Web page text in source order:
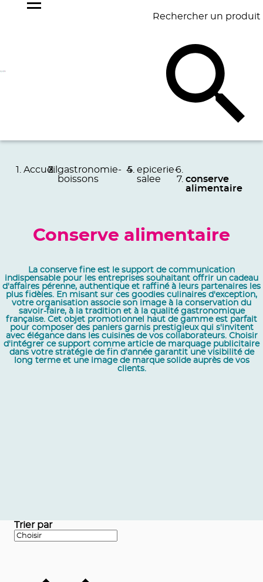
Rechercher un produit
BAGAGERIE BUREAU
Accueil gastronomie-
boissons
epicerie-
salee
conserve
alimentaire
Conserve alimentaire
La conserve fine est le support de communication
indispensable pour les entreprises souhaitant offrir un cadeau
d'affaires pérenne, authentique et raffiné à leurs partenaires les
plus fidèles. En misant sur ces goodies culinaires d'exception,
votre organisation associe son image à la conservation du
savoir-faire, à la tradition et à la qualité gastronomique
française. Cet objet promotionnel haut de gamme est parfait
pour composer des paniers garnis prestigieux qui s'invitent
avec élégance dans les cuisines de vos collaborateurs. Choisir
d'intégrer ce support comme article de marquage publicitaire
dans votre stratégie de fin d'année garantit une visibilité de
long terme et une image de marque solide auprès de vos
clients.
Trier par